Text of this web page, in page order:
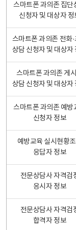
스마트폰 과의존 집단
신청자 및 대상자 정
스마트폰 과의존 전화·
상담 신청자 및 대상자
스마트폰 과의존 게
상담 신청자 및 대상자
스마트폰 과의존 예방
신청자 정보
예방교육 실시현황
응답자 정보
전문상담사 자격검
응시자 정보
전문상담사 자격검
합격자 정보